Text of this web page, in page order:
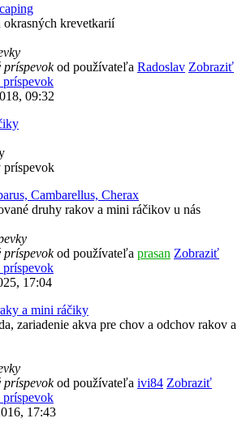
krevetkarií
príspevokod používateľa Radoslav Zobraziť
príspevok
09:32
príspevok
Cambarellus, Cherax
druhy rakov a mini ráčikov u nás
príspevokod používateľa prasan Zobraziť
príspevok
17:04
a mini ráčiky
zariadenie akva pre chov a odchov rakov a
príspevokod používateľa ivi84 Zobraziť
príspevok
17:43